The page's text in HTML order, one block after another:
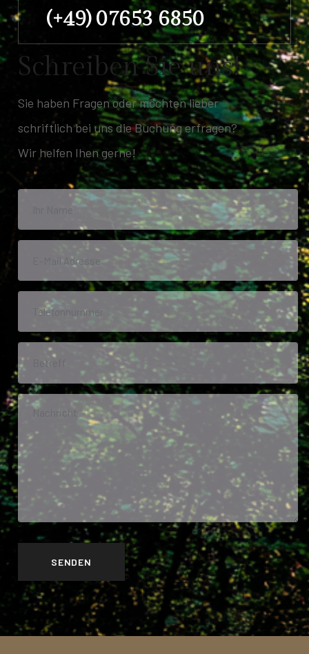
(+49) 07653 6850
Schreiben Sie uns!
Sie haben Fragen oder möchten lieber
schriftlich bei uns die Buchung erfragen?
Wir helfen Ihen gerne!